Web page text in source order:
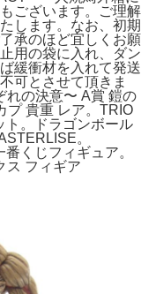
ございます。ご理解
します。なお、初期
承のほど宜しくお願
用の袋に入れ、ダン
緩衝材を入れて発送
可とさせて頂きま
れの決意〜 A賞 鎧の
プ 貴重 レア。TRIO
ト。ドラゴンボール
。
くじフィギュア。
ス フィギア